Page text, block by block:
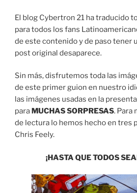
El blog Cybertron 21 ha traducido
para todos los fans
de este contenido y de paso tener
post original desaparece.
Sin más, disfrutemos toda las
de este primer guion en nuestro
las imágenes usadas en la
para MUCHAS SORPRESAS. Para
de lectura lo hemos hecho en tres
Chris Feely.
¡HASTA QUE TODOS